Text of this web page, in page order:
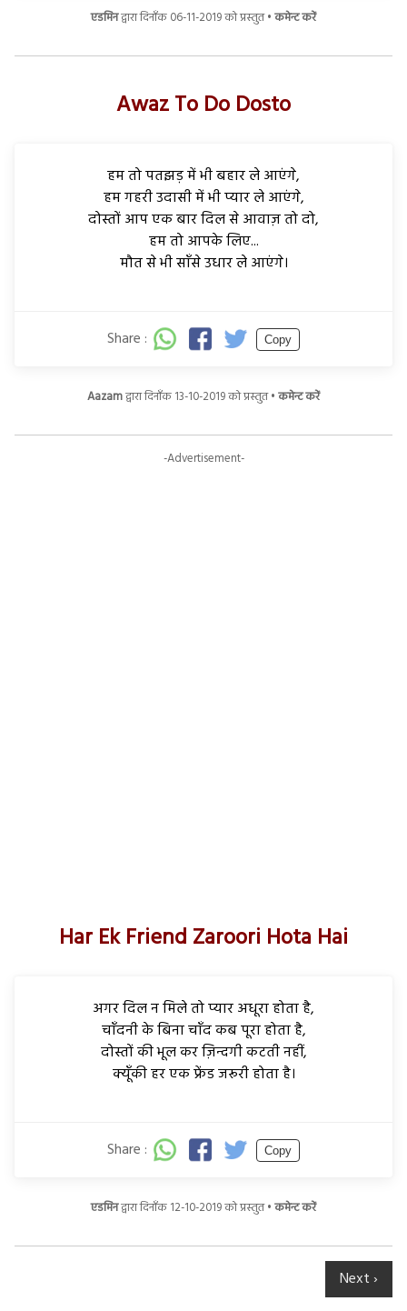
एडमिनद्वारा दिनाँक 06-11-2019 को प्रस्तुत •कमेन्ट करें
Awaz To Do Dosto
हम तो पतझड़ में भी बहार ले आएंगे,
हम गहरी उदासी में भी प्यार ले आएंगे,
दोस्तों आप एक बार दिल से आवाज़ तो दो,
हम तो आपके लिए...
मौत से भी साँसे उधार ले आएंगे।
Share : Copy
Aazamद्वारा दिनाँक 13-10-2019 को प्रस्तुत •कमेन्ट करें
-Advertisement-
Har Ek Friend Zaroori Hota Hai
अगर दिल न मिले तो प्यार अधूरा होता है,
चाँदनी के बिना चाँद कब पूरा होता है,
दोस्तों की भूल कर ज़िन्दगी कटती नहीं,
क्यूँकी हर एक फ्रेंड जरूरी होता है।
Share : Copy
एडमिनद्वारा दिनाँक 12-10-2019 को प्रस्तुत •कमेन्ट करें
Next ›